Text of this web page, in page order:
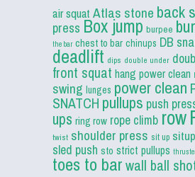
air squat Atlas stone back
press Box jump burpee
the bar chest to bar chinups DB
deadlift dips double under
front squat hang power clean
swing lunges power clean
SNATCH pullups push
ups ring row rope climb row
twist shoulder press sit up
sled push sto strict pullups
toes to barwall ball